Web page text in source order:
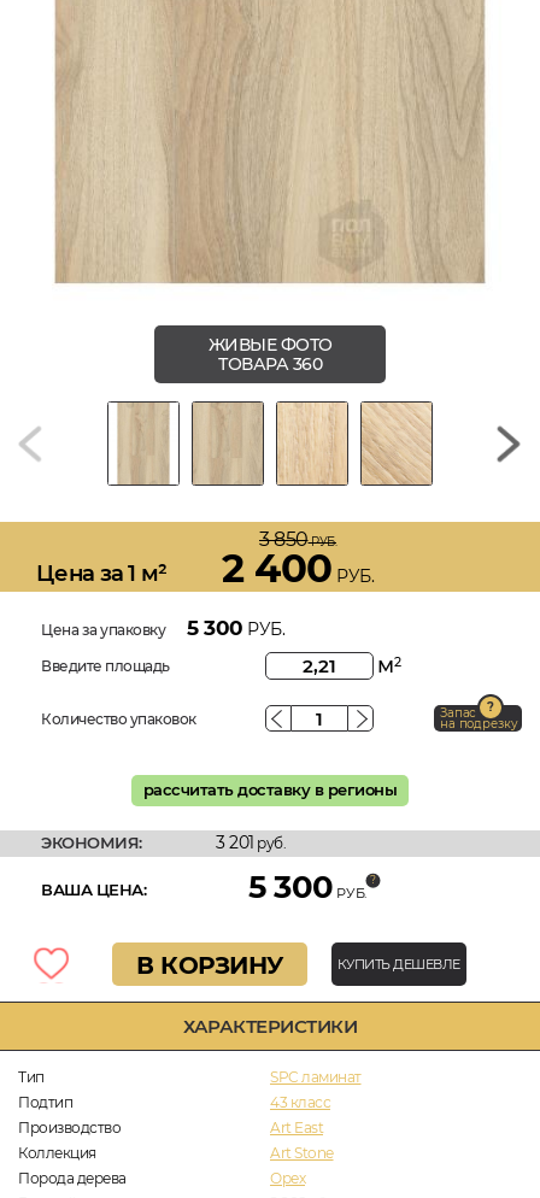
ХАРАКТЕРИСТИКИ
Тип
SPC ламинат
Подтип
43 класс
Производство
Art East
Коллекция
Art Stone
Порода дерева
Орех
ЖИВЫЕ ФОТО
ТОВАРА 360
Цена за 1 м²
3 850РУБ.
2 400 РУБ.
Цена за упаковку 5 300 РУБ.
Введите площадь м2
Количество упаковок Запас
на подрезку
рассчитать доставку в регионы
ЭКОНОМИЯ: 3 201 руб.
ВАША ЦЕНА: 5 300 РУБ.
В КОРЗИНУ КУПИТЬ ДЕШЕВЛЕ